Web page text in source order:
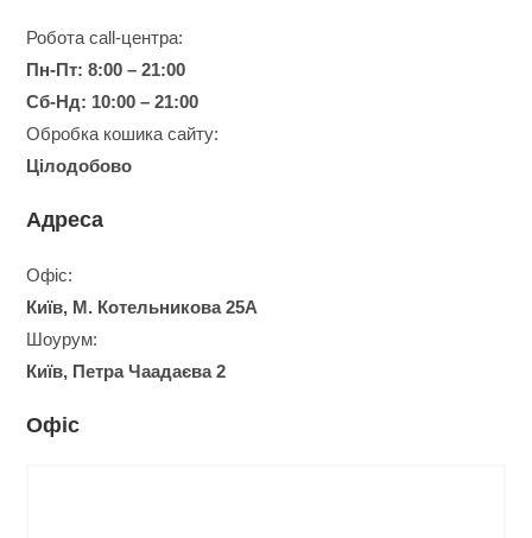
Робота сall-центра:
Пн-Пт: 8:00 – 21:00
Сб-Нд: 10:00 – 21:00
Обробка кошика сайту:
Цілодобово
Адреса
Офіс:
Київ, М. Котельникова 25А
Шоурум:
Київ, Петра Чаадаєва 2
Офіс